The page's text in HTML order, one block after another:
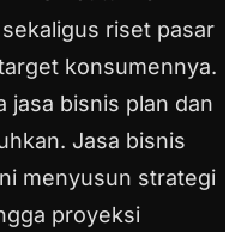
riset pasar
konsumennya.
jasa bisnis plan dan
Jasa bisnis
menyusun strategi
proyeksi